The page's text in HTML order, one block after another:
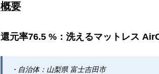
概要
還元率76.5 %：洗えるマットレス
・自治体：山梨県 富士吉田市